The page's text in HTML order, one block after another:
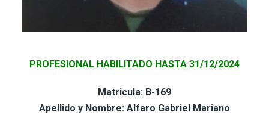
PROFESIONAL HABILITADO HASTA 31/12/2024
Matricula: B-169
Apellido y Nombre: Alfaro Gabriel Mariano